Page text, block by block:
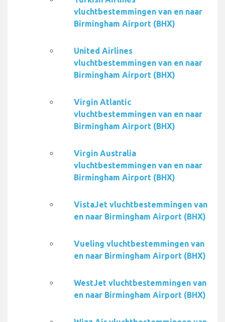
vluchtbestemmingen van en naar
Birmingham Airport (BHX)
United Airlines
vluchtbestemmingen van en naar
Birmingham Airport (BHX)
Virgin Atlantic
vluchtbestemmingen van en naar
Birmingham Airport (BHX)
Virgin Australia
vluchtbestemmingen van en naar
Birmingham Airport (BHX)
VistaJet vluchtbestemmingen van
en naar Birmingham Airport (BHX)
Vueling vluchtbestemmingen van
en naar Birmingham Airport (BHX)
WestJet vluchtbestemmingen van
en naar Birmingham Airport (BHX)